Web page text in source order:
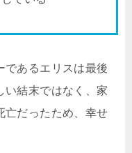
であるエリスは最後
い結末ではなく、家
亡だったため、幸せ